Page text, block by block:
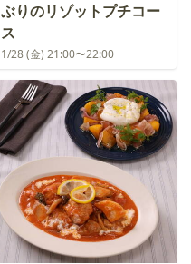
ぶりのリゾットプチコー
ス
1/28 (金) 21:00〜22:00